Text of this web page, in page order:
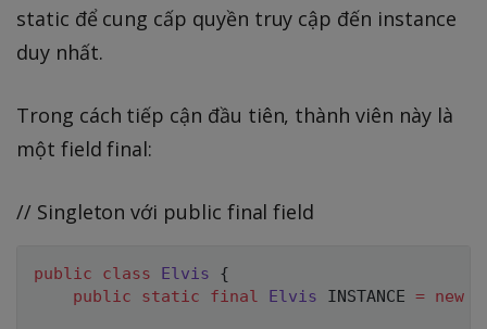
static để cung cấp quyền truy cập đến instance
duy nhất.
Trong cách tiếp cận đầu tiên, thành viên này là
một field final:
// Singleton với public final field
public class Elvis
{
public
static final Elvis INSTANCE = new